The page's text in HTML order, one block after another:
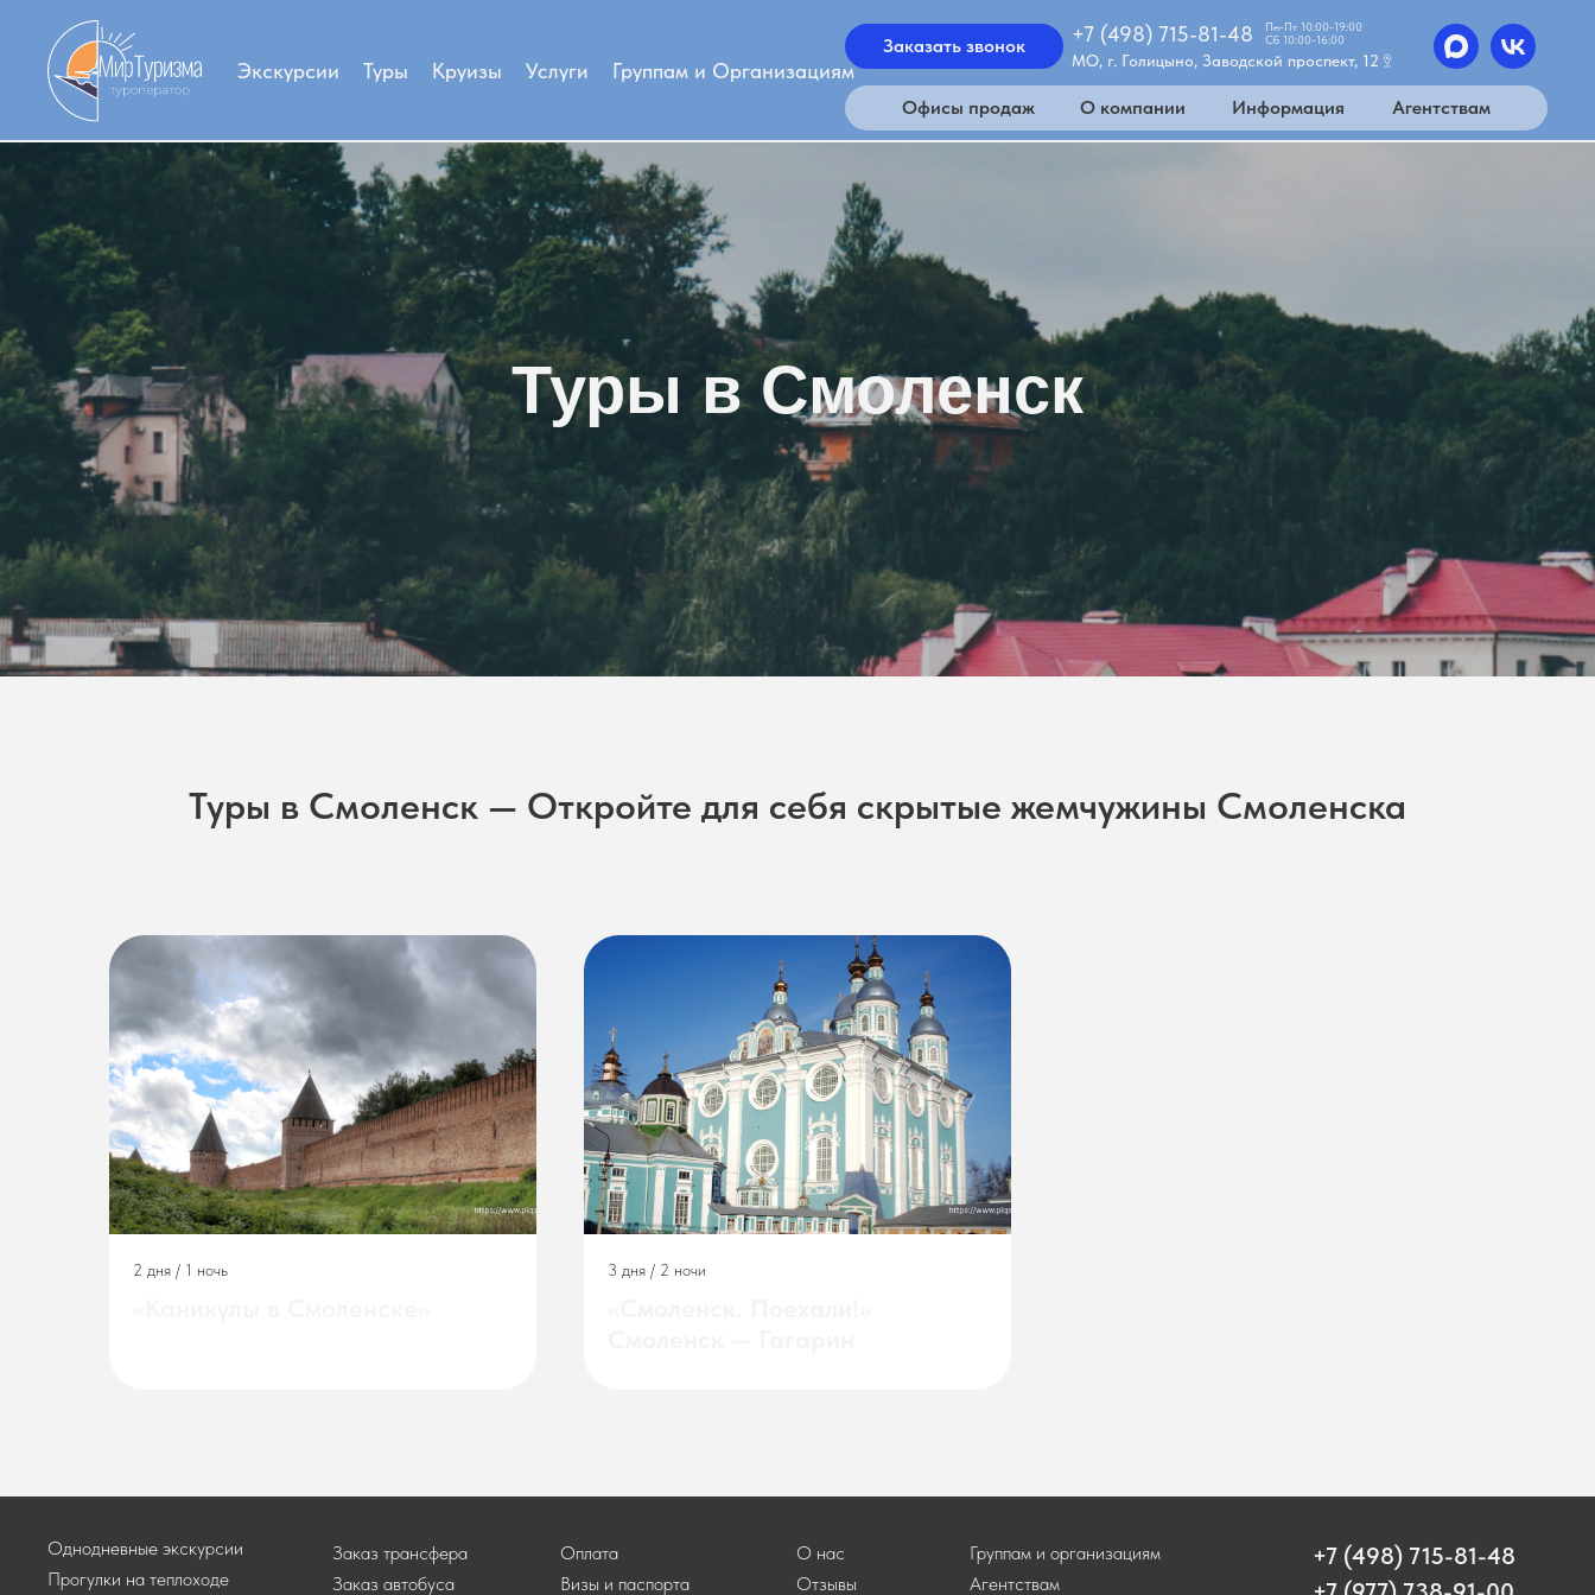
Заказать звонок
Экскурсии Туры Круизы Услуги Группам и Организациям
+7 (498) 715-81-48
МО, г. Голицыно, Заводской проспект, 12
Информация Агентствам
Офисы продаж О компании
Пн-Пт 10:00-19:00
Сб 10:00-16:00
Туры в Смоленск
Туры в Смоленск — Откройте для се бя скрытые жемчужины Смоленска
2 дня / 1 ночь 3 дня / 2 ночи
+7 (498) 715-81-48
Однодневные экскурсии
Оплата
Визы и паспорта
Отзывы
О нас
Заказ трансфера
Заказ автобуса
Агентствам
Группам и организациям
Прогулки на теплоходе